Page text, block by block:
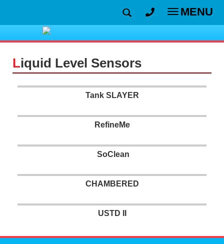
Toggle
MENU
Liquid Level Sensors
Tank SLAYER
RefineMe
SoClean
CHAMBERED
USTD II